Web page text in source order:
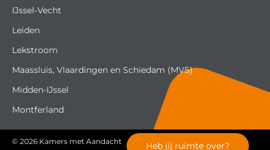
IJssel-Vecht
Leiden
Lekstroom
Maassluis, Vlaardingen en Schiedam (MVS)
Midden-IJssel
Montferland
© 2026 Kamers met Aandacht Heb jij ruimte over?